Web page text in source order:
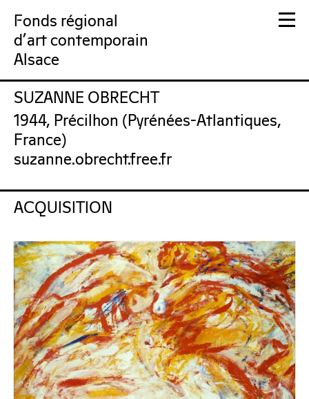
Fonds régional
d'art contemporain
Alsace
FRAC Alsace
SUZANNE OBRECHT
1944, Précilhon (Pyrénées-Atlantiques,
France)
suzanne.obrecht.free.fr
ACQUISITION